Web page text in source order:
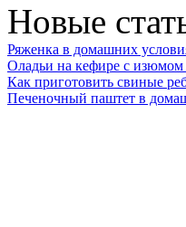
Новые
Ряженка в домашних
Оладьи на кефире с
Как приготовить свиные
Печеночный паштет в